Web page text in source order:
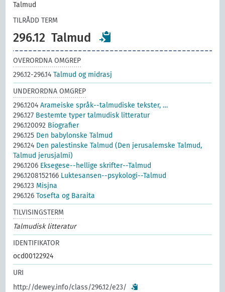
Talmud
TILRÅDD TERM
296.12 Talmud
OVERORDNA OMGREP
296.12-296.14Talmud og midrasj
UNDERORDNA OMGREP
296.1204Arameiske språk--talmudiske tekster, …
296.127 Bestemte typer talmudisk litteratur
296.120092 Biografier
296.125 Den babylonske Talmud
296.124 Den palestinske Talmud (Den jerusalemske Talmud,
Talmud jerusjalmi)
296.1206 Eksegese--hellige skrifter--Talmud
296.1208152166 Luktesansen--psykologi--Talmud
296.123 Misjna
296.126Tosefta og Baraita
TILVISINGSTERM
Talmudisk litteratur
IDENTIFIKATOR
ocd00122924
URI
http://dewey.info/class/296.12/e23/